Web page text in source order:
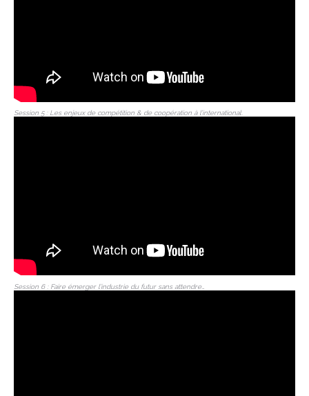
Session 5 : Les enjeux de compétition & de coopération à l’international.
Session 6 : Faire émerger l’industrie du futur sans attendre…